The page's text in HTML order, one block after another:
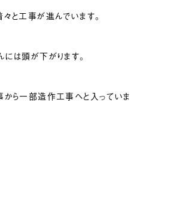
と工事が進んでいます。
は頭が下がります。
ら一部造作工事へと入っていま